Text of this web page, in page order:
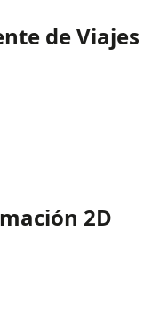
de Viajes
2D